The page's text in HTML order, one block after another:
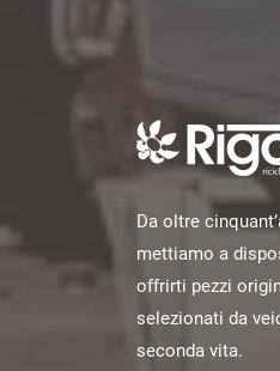
Da oltre
mettiamo a
offrirti pezzi
selezionati da
seconda vita.